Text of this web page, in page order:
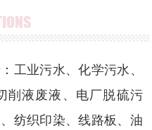
工业污水、化学污水、
削液废液、电厂脱硫污
纺织印染、线路板、油